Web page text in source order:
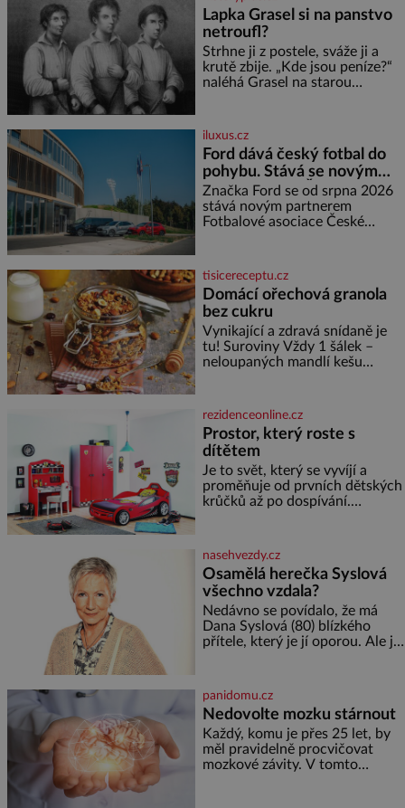
někdy dokonce téměř černá. Až
díky stovkám let pečlivého
šlechtění se z ní stává zelenina,
bez které si českou zahradu ani
nedokážeme představit. Její
příběh je
Lapka Grasel si na panstvo
netroufl?
Strhne ji z postele, sváže ji a
krutě zbije. „Kde jsou peníze?“
naléhá Grasel na starou
nemůže, protože žádné nemá,
spokojí se lupič s několika
měďáky a štůčky látky. Zraněná
žena pár dní nato umírá. Je to
muž nebývale krutý. Jeho činy
budí hrůzu ještě dlouho po jeho
smrti
iluxus.cz
Ford dává český fotbal do
pohybu. Stává se novým
partnerem FAČR
Značka Ford se od srpna 2026
stává novým partnerem
Fotbalové asociace České
asociace, reprezentačních týmů
i českého fotbalu v regionech.
Partner
tisicereceptu.cz
Domácí ořechová granola
bez cukru
Vynikající a zdravá snídaně je
tu! Suroviny Vždy 1 šálek –
neloupaných mandlí kešu
semínek dýně rozinek 3 šálky
ovesných vloček 1 lžíce mlet
rezidenceonline.cz
Prostor, který roste s
dítětem
Je to svět, který se vyvíjí a
proměňuje od prvních dětských
krůčků až po dospívání.
soustředění i odpočinek a
reaguje na každou etapu života
a specifické potřeby dítěte. Pro
nejmenší je klíčová
jednoduchost, měkkost a
bezpečí, proto by pokoj
miminka měl působit především
nasehvezdy.cz
Osamělá herečka Syslová
všechno vzdala?
Nedávno se povídalo, že má
Dana Syslová (80) blízkého
přítele, který je jí oporou. Ale je
častěji mluví o svém odchodu.
Dohnala ji snad samota? Půs
panidomu.cz
Nedovolte mozku stárnout
Každý, komu je přes 25 let, by
měl pravidelně procvičovat
mozkové závity. V tomto